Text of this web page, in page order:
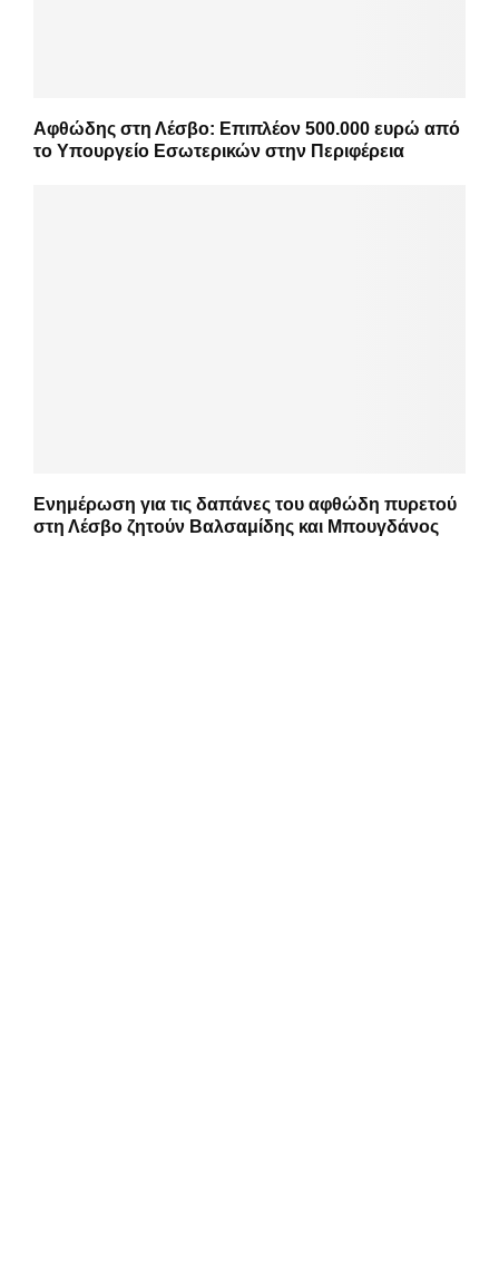
Αφθώδης στη Λέσβο: Επιπλέον 500.000 ευρώ από
το Υπουργείο Εσωτερικών στην Περιφέρεια
Ενημέρωση για τις δαπάνες του αφθώδη πυρετού
στη Λέσβο ζητούν Βαλσαμίδης και Μπουγδάνος